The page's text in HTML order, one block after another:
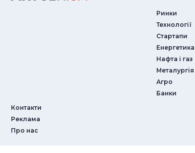
Контакти
Реклама
Про нас
Ринки
Технології
Стартапи
Енергетика
Нафта і газ
Металургія
Агро
Банки